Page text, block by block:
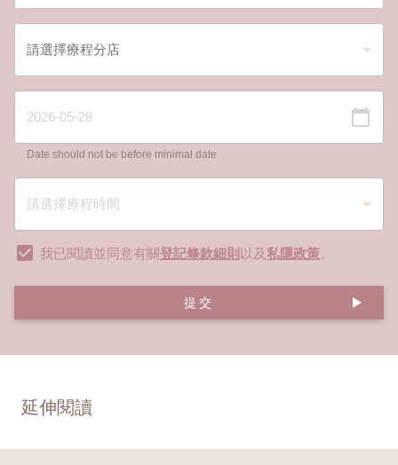
Date should not be before minimal date
我已閱讀並同意有關登記條款細則 以及私隱政策。
提交
延伸閱讀